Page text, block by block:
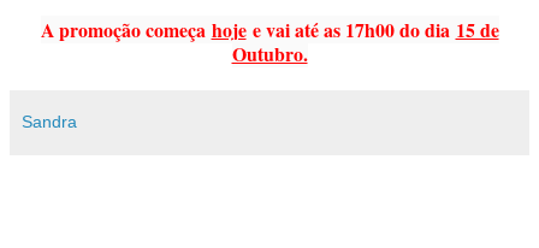
A promoção começa hojee vai até as 17h00 do dia 15 de
Outubro.
Sandra